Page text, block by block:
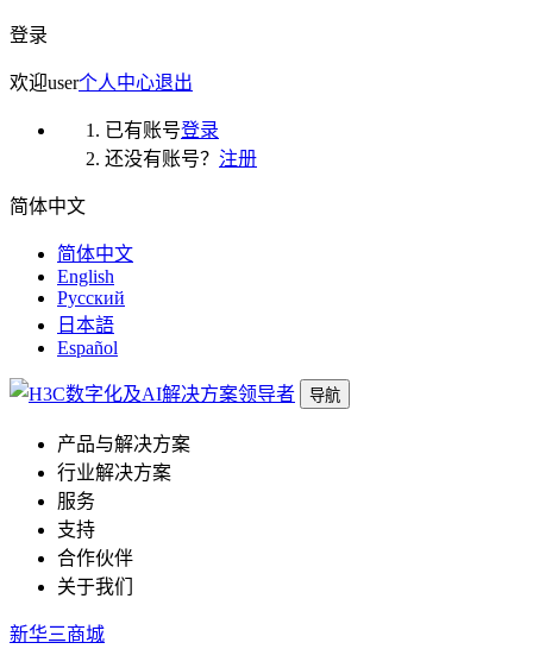
登录
欢迎user个人中心退出
已有账号登录
还没有账号？ 注册
简体中文
简体中文
English
Русский
日本語
Español
导航
产品与解决方案
行业解决方案
服务
支持
合作伙伴
关于我们
新华三商城